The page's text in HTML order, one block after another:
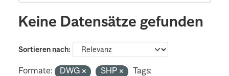
Keine Datensätze gefunden
Sortieren nach
Formate: DWG SHP
Tags: